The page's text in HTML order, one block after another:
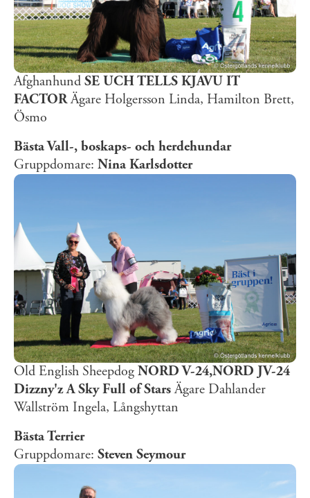
Afghanhund SE UCH TELLS KJAVU IT
FACTORÄgare Holgersson Linda, Hamilton Brett,
Ösmo
Bästa Vall-, boskaps- och herdehundar
Gruppdomare: Nina Karlsdotter
Old English Sheepdog NORD V-24,NORD JV-24
Dizzny'z A Sky Full of StarsÄgare Dahlander
Wallström Ingela, Långshyttan
Bästa Terrier
Gruppdomare: Steven Seymour